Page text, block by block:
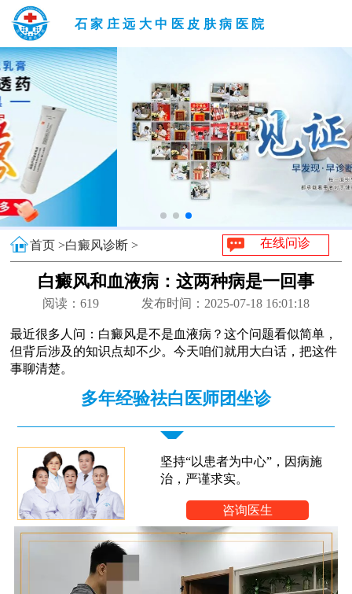
石家庄远大中医皮肤病医院
首页 >白癜风诊断 > 在线问诊
白癜风和血液病：这两种病是一回事
吗？
阅读： 619 发布时间：2025-07-18 16:01:18
最近很多人问：白癜风是不是血液病？这个问题看似简单，
但背后涉及的知识点却不少。今天咱们就用大白话，把这件
事聊清楚。
多年经验祛白医师团坐诊
坚持“以患者为中心”，因病施
治，严谨求实。
咨询医生